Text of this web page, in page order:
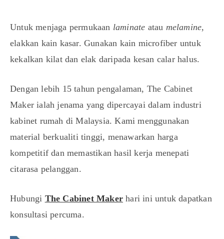
Untuk menjaga permukaan laminate atau melamine,
elakkan kain kasar. Gunakan kain microfiber untuk
kekalkan kilat dan elak daripada kesan calar halus.
Dengan lebih 15 tahun pengalaman, The Cabinet
Maker ialah jenama yang dipercayai dalam industri
kabinet rumah di Malaysia. Kami menggunakan
material berkualiti tinggi, menawarkan harga
kompetitif dan memastikan hasil kerja menepati
citarasa pelanggan.
Hubungi The Cabinet Maker hari ini untuk dapatkan
konsultasi percuma.